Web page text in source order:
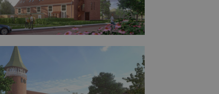
update is
om unieke
site en
de
Analytics
zoals